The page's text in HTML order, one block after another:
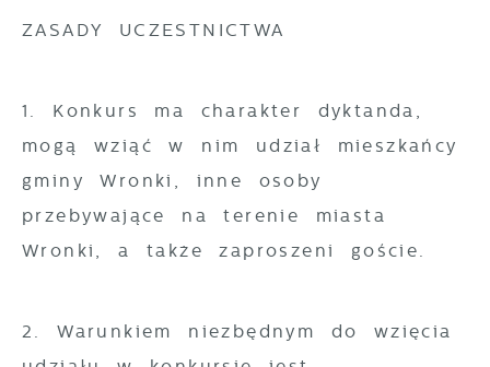
ZASADY UCZESTNICTWA
1. Konkurs ma charakter dyktanda,
mogą wziąć w nim udział mieszkańcy
gminy Wronki, inne osoby
przebywające na terenie miasta
Wronki, a także zaproszeni goście.
2. Warunkiem niezbędnym do wzięcia